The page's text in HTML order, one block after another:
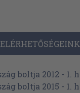
ELÉRHETŐSÉGEINK